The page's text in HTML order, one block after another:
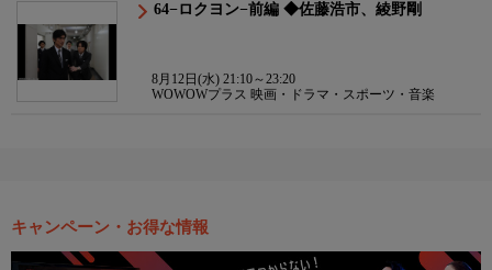
64−ロクヨン−前編 ◆佐藤浩市、綾野剛
8月12日(水) 21:10～23:20
WOWOWプラス 映画・ドラマ・スポーツ・音楽
キャンペーン・お得な情報